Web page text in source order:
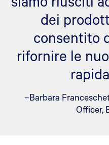
dei
consentito
rifornire le
–Barbara
Officer,